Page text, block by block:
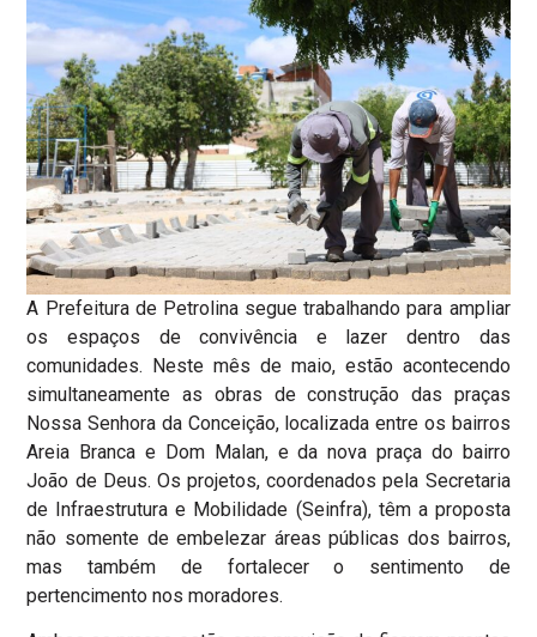
A Prefeitura de Petrolina segue trabalhando para ampliar
os espaços de convivência e lazer dentro das
comunidades. Neste mês de maio, estão acontecendo
simultaneamente as obras de construção das praças
Nossa Senhora da Conceição, localizada entre os bairros
Areia Branca e Dom Malan, e da nova praça do bairro
João de Deus. Os projetos, coordenados pela Secretaria
de Infraestrutura e Mobilidade (Seinfra), têm a proposta
não somente de embelezar áreas públicas dos bairros,
mas também de fortalecer o sentimento de
pertencimento nos moradores.